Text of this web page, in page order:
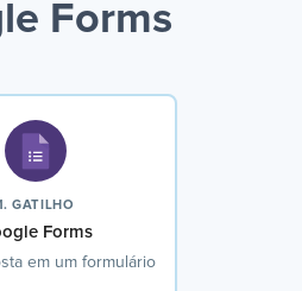
Forms
GATILHO
Forms
em um formulário